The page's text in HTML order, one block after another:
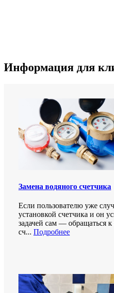
Информация для
Замена водяного счетчика
Если пользователю уже
установкой счетчика и он
задачей сам — обращаться
сч... Подробнее